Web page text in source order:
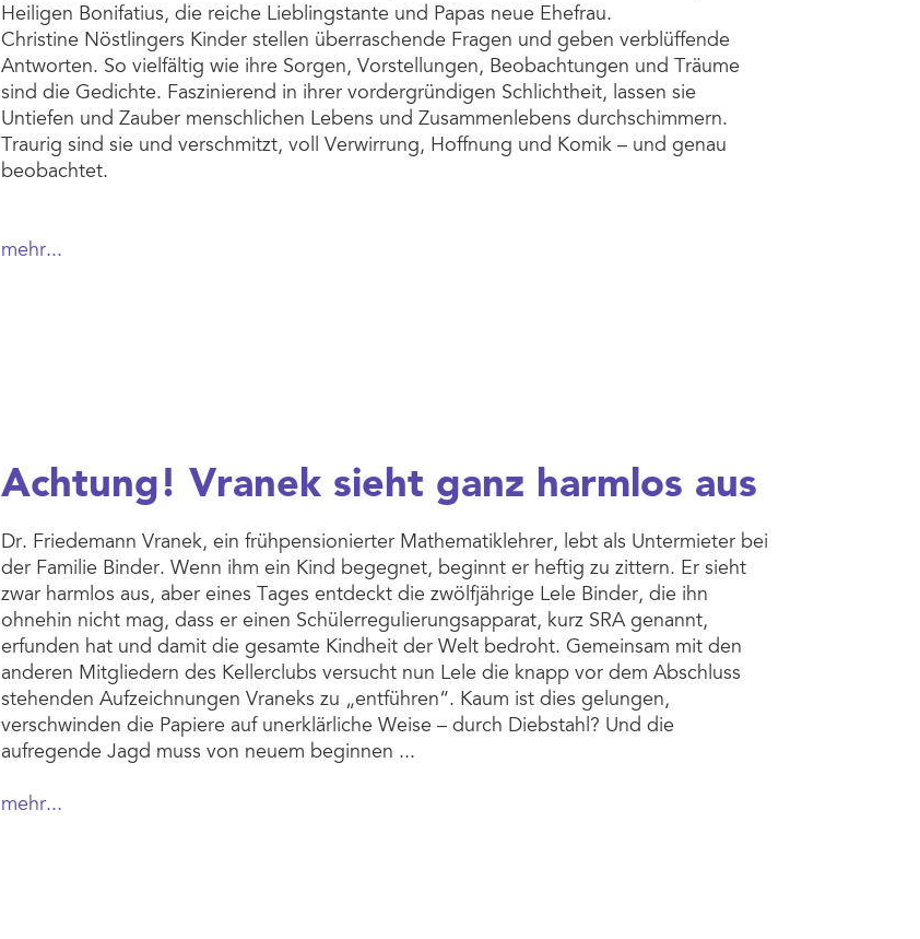
Heiligen Bonifatius, die reiche Lieblingstante und Papas neue Ehefrau.
Christine Nöstlingers Kinder stellen überraschende Fragen und geben verblüffende
Antworten. So vielfältig wie ihre Sorgen, Vorstellungen, Beobachtungen und Träume
sind die Gedichte. Faszinierend in ihrer vordergründigen Schlichtheit, lassen sie
Untiefen und Zauber menschlichen Lebens und Zusammenlebens durchschimmern.
Traurig sind sie und verschmitzt, voll Verwirrung, Hoffnung und Komik – und genau
beobachtet.
mehr...
Achtung! Vranek sieht ganz harmlos aus
Dr. Friedemann Vranek, ein frühpensionierter Mathematiklehrer, lebt als Untermieter bei
der Familie Binder. Wenn ihm ein Kind begegnet, beginnt er heftig zu zittern. Er sieht
zwar harmlos aus, aber eines Tages entdeckt die zwölfjährige Lele Binder, die ihn
ohnehin nicht mag, dass er einen Schülerregulierungsapparat, kurz SRA genannt,
erfunden hat und damit die gesamte Kindheit der Welt bedroht. Gemeinsam mit den
anderen Mitgliedern des Kellerclubs versucht nun Lele die knapp vor dem Abschluss
stehenden Aufzeichnungen Vraneks zu „entführen“. Kaum ist dies gelungen,
verschwinden die Papiere auf unerklärliche Weise – durch Diebstahl? Und die
aufregende Jagd muss von neuem beginnen ...
mehr...